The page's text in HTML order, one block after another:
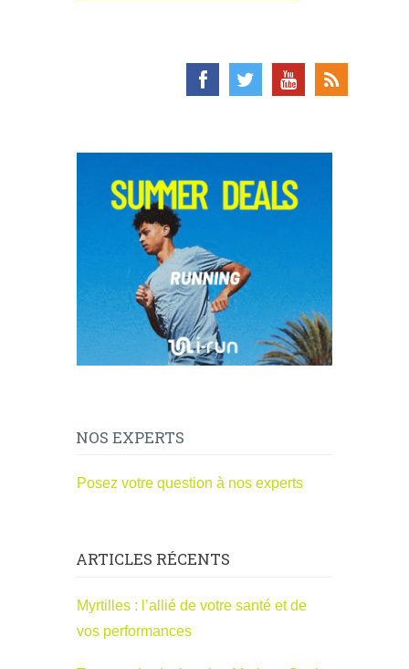
NOS EXPERTS
Posez votre question à nos experts
ARTICLES RÉCENTS
Myrtilles : l’allié de votre santé et de
vos performances